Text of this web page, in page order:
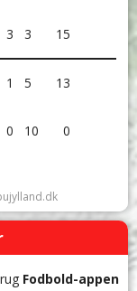
3 3 15
1 5 13
0 10 0
Fodbold-appen